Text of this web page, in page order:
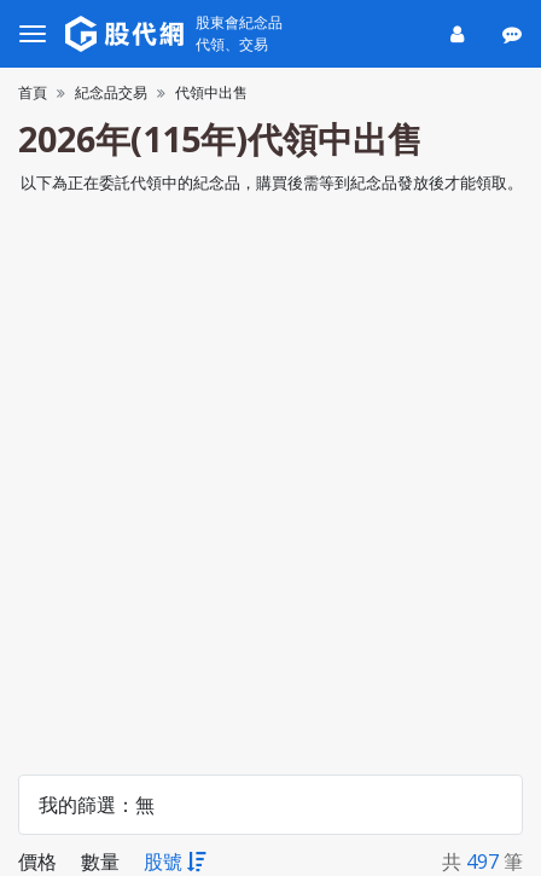
股東會紀念品
代領、交易
首頁 紀念品交易 代領中出售
2026年(115年)代領中出售
以下為正在委託代領中的紀念品，購買後需等到紀念品發放後才能領取。
我的篩選： 無
價格 數量 股號 共 497筆